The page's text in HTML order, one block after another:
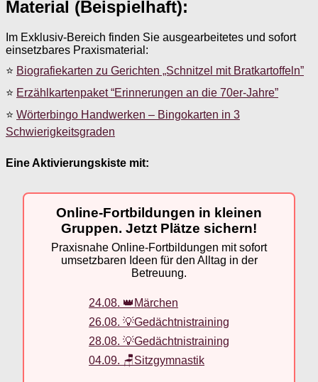
Material (Beispielhaft):
Im Exklusiv-Bereich finden Sie ausgearbeitetes und sofort
einsetzbares Praxismaterial:
⭐ Biografiekarten zu Gerichten „Schnitzel mit Bratkartoffeln”
⭐ Erzählkartenpaket “Erinnerungen an die 70er-Jahre”
⭐ Wörterbingo Handwerken – Bingokarten in 3
Schwierigkeitsgraden
Eine Aktivierungskiste mit:
Online-Fortbildungen in kleinen
Gruppen. Jetzt Plätze sichern!
Praxisnahe Online-Fortbildungen mit sofort
umsetzbaren Ideen für den Alltag in der
Betreuung.
24.08. 👑Märchen
26.08. 💡Gedächtnistraining
28.08. 💡Gedächtnistraining
04.09. 🪑Sitzgymnastik